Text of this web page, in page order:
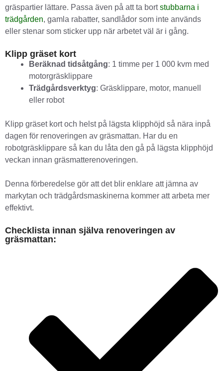
gräspartier lättare. Passa även på att ta bortstubbarna i
trädgården, gamla rabatter, sandlådor som inte används
eller stenar som sticker upp när arbetet väl är i gång.
Klipp gräset kort
Beräknad tidsåtgång: 1 timme per 1 000 kvm med
motorgräsklippare
Trädgårdsverktyg: Gräsklippare, motor, manuell
eller robot
Klipp gräset kort och helst på lägsta klipphöjd så nära inpå
dagen för renoveringen av gräsmattan. Har du en
robotgräsklippare så kan du låta den gå på lägsta klipphöjd
veckan innan gräsmatterenoveringen.
Denna förberedelse gör att det blir enklare att jämna av
markytan och trädgårdsmaskinerna kommer att arbeta mer
effektivt.
Checklista innan själva renoveringen av
gräsmattan: